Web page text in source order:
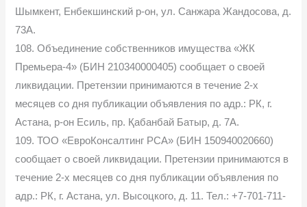
Шымкент, Енбекшинский р-он, ул. Санжара Жандосова, д.
73А.
108. Объединение собственников имущества «ЖК
Премьера-4» (БИН 210340000405) сообщает о своей
ликвидации. Претензии принимаются в течение 2-х
месяцев со дня публикации объявления по адр.: РК, г.
Астана, р-он Есиль, пр. Қабанбай Батыр, д. 7А.
109. ТОО «ЕвроКонсалтинг РСА» (БИН 150940020660)
сообщает о своей ликвидации. Претензии принимаются в
течение 2-х месяцев со дня публикации объявления по
адр.: РК, г. Астана, ул. Высоцкого, д. 11. Тел.: +7-701-711-